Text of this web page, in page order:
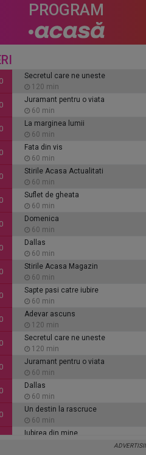
PROGRAM
Secretul care ne uneste
120 min
Juramant pentru o viata
60 min
La marginea lumii
60 min
Fata din vis
60 min
Stirile Acasa Actualitati
60 min
Suflet de gheata
60 min
Domenica
60 min
Dallas
60 min
Stirile Acasa Magazin
60 min
Sapte pasi catre iubire
60 min
Adevar ascuns
120 min
Secretul care ne uneste
120 min
Juramant pentru o viata
60 min
Dallas
60 min
Un destin la rascruce
60 min
Iubirea din mine